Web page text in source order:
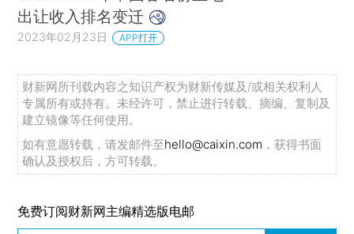
出让收入排名变迁
2023年02月23日 APP打开
财新网所刊载内容之知识产权为财新传媒及/或相关权利人
专属所有或持有。未经许可，禁止进行转载、摘编、复制及
建立镜像等任何使用。
如有意愿转载，请发邮件至hello@caixin.com ，获得书面
确认及授权后，方可转载。
免费订阅财新网主编精选版电邮